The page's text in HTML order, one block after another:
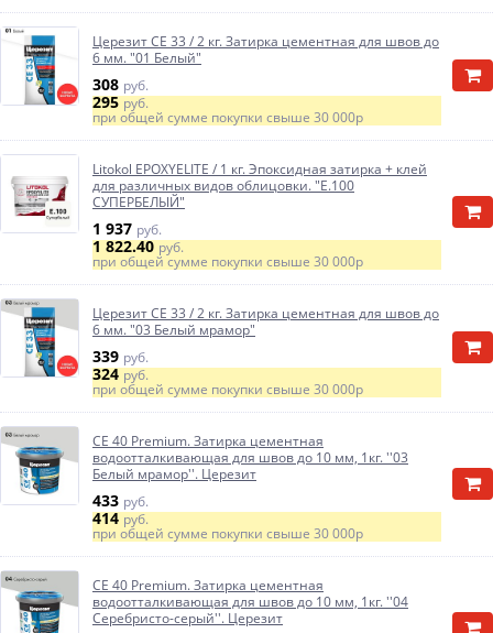
Церезит CE 33 / 2 кг. Затирка цементная для швов до
6 мм. "01 Белый"
308 руб.
295руб.
при общей сумме покупки свыше 30 000р
Litokol EPOXYELITE / 1 кг. Эпоксидная затирка + клей
для различных видов облицовки. "E.100
СУПЕРБЕЛЫЙ"
1 937 руб.
1 822.40руб.
при общей сумме покупки свыше 30 000р
Церезит CE 33 / 2 кг. Затирка цементная для швов до
6 мм. "03 Белый мрамор"
339 руб.
324руб.
при общей сумме покупки свыше 30 000р
CE 40 Premium. Затирка цементная
водоотталкивающая для швов до 10 мм, 1кг. ''03
Белый мрамор''. Церезит
433 руб.
414руб.
при общей сумме покупки свыше 30 000р
CE 40 Premium. Затирка цементная
водоотталкивающая для швов до 10 мм, 1кг. ''04
Серебристо-серый''. Церезит